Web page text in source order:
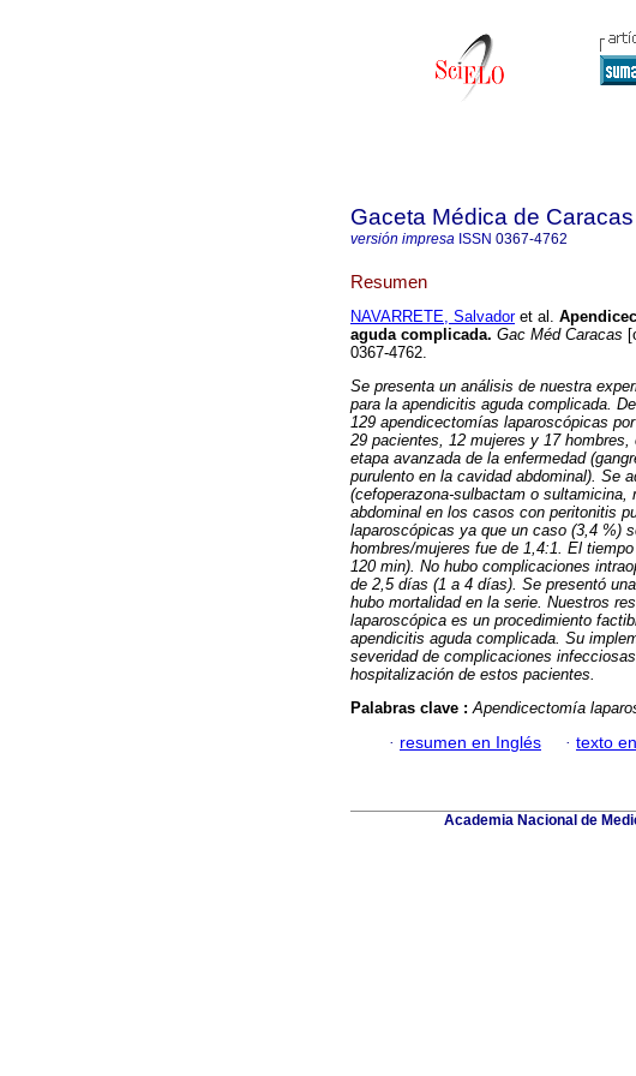
Gaceta Médica de Caracas
versión impresa ISSN 0367-4762
Resumen
NAVARRETE, Salvadoret al.
aguda complicada. Gac Méd Caracas
0367-4762.
Se presenta un análisis de nuestra
para la apendicitis aguda complicada.
129 apendicectomías laparoscópicas
29 pacientes, 12 mujeres y 17
etapa avanzada de la enfermedad
purulento en la cavidad abdominal). Se
(cefoperazona-sulbactam o
abdominal en los casos con peritonitis
laparoscópicas ya que un caso (3,4 %)
hombres/mujeres fue de 1,4:1. El
120 min). No hubo complicaciones
de 2,5 días (1 a 4 días). Se presentó
hubo mortalidad en la serie. Nuestros
laparoscópica es un procedimiento
apendicitis aguda complicada. Su
severidad de complicaciones
hospitalización de estos pacientes.
Palabras clave :Apendicectomía
· resumen en Inglés · texto
Academia Nacional de